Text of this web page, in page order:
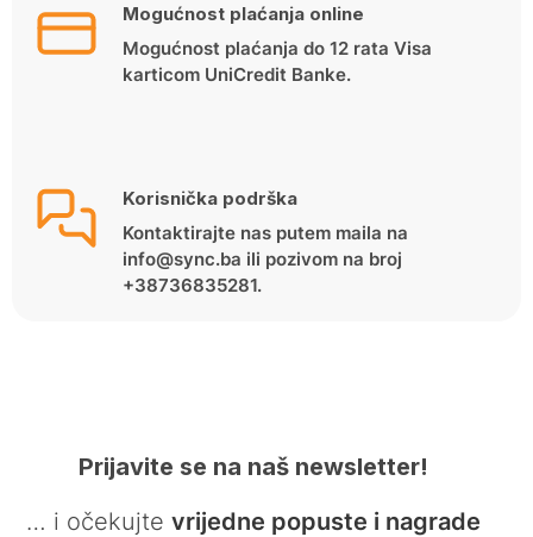
Mogućnost plaćanja online
Mogućnost plaćanja do 12 rata Visa
karticom UniCredit Banke.
Korisnička podrška
Kontaktirajte nas putem maila na
info@sync.ba ili pozivom na broj
+38736835281.
Prijavite se na naš newsletter!
… i očekujte vrijedne popuste i nagrade